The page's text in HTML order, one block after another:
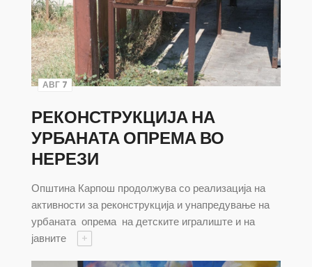
АВГ 7
РЕКОНСТРУКЦИЈА НА
УРБАНАТА ОПРЕМА ВО
НЕРЕЗИ
Општина Карпош продолжува со реализација на
активности за реконструкција и унапредување на
урбаната опрема на детските игралиште и на
јавните
+